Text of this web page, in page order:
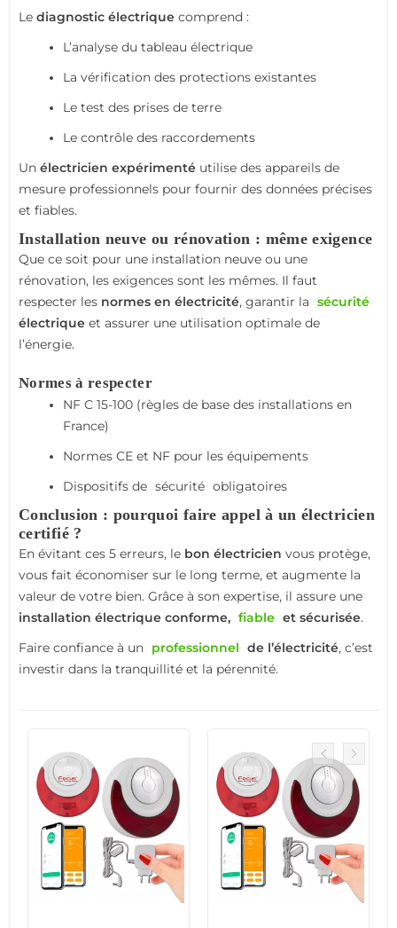
Le diagnostic électrique comprend :
L’analyse du tableau électrique
La vérification des protections existantes
Le test des prises de terre
Le contrôle des raccordements
Un électricien expérimenté utilise des appareils de
mesure professionnels pour fournir des données précises
et fiables.
Installation neuve ou rénovation : même exigence
Que ce soit pour une installation neuve ou une
rénovation, les exigences sont les mêmes. Il faut
respecter les normes en électricité, garantir la sécurité
électrique et assurer une utilisation optimale de
l’énergie.
Normes à respecter
NF C 15-100 (règles de base des installations en
France)
Normes CE et NF pour les équipements
Dispositifs de sécurité obligatoires
Conclusion : pourquoi faire appel à un électricien
certifié ?
En évitant ces 5 erreurs, le bon électricien vous protège,
vous fait économiser sur le long terme, et augmente la
valeur de votre bien. Grâce à son expertise, il assure une
installation électrique conforme, fiable et sécurisée.
Faire confiance à un professionnel de l’électricité, c’est
investir dans la tranquillité et la pérennité.